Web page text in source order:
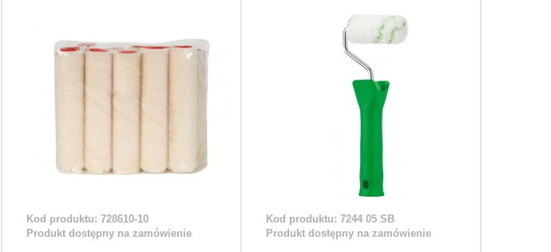
Kod produktu: 728610-10
Produkt dostępny na zamówienie
Kod produktu: 7244 05 SB
Produkt dostępny na zamówienie